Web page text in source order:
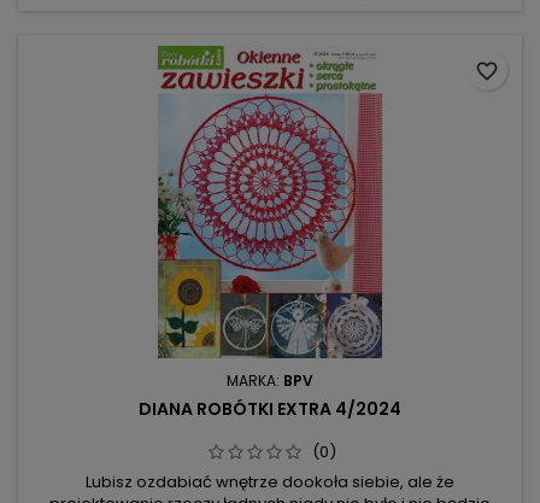
MARKA: BPV
DIANA ROBÓTKI EXTRA 4/2024
(0)
Lubisz ozdabiać wnętrze dookoła siebie, ale że
favorite_border